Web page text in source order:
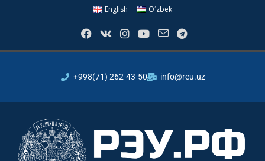
English Oʻzbek
+998(71) 262-43-50 info@reu.uz